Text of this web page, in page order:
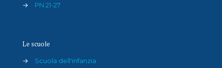
→
PN 21-27
Le scuole
→
Scuola dell'infanzia